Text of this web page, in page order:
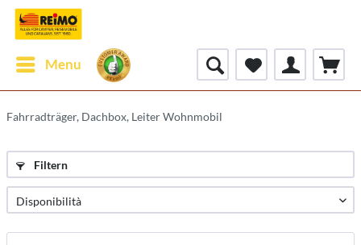
Menu
Fahrradträger, Dachbox, Leiter Wohnmobil
Filtern